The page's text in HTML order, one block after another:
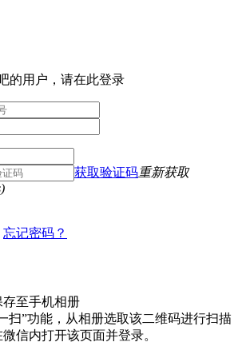
的用户，请在此登录
获取验证码重新获取
忘记密码？
至手机相册
扫”功能，从相册选取该二维码进行扫描
信内打开该页面并登录。